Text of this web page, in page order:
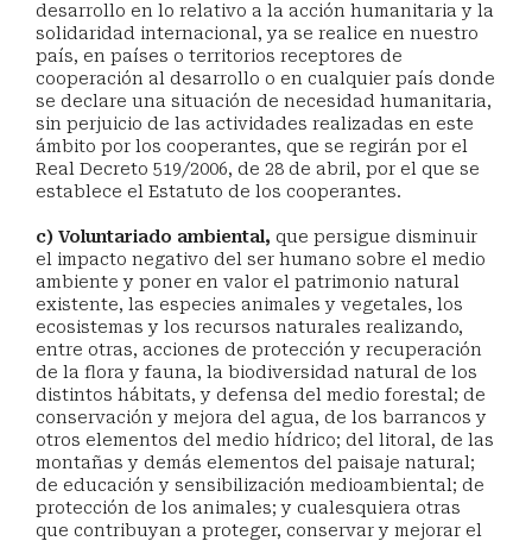
desarrollo en lo relativo a la acción humanitaria y la
solidaridad internacional, ya se realice en nuestro
país, en países o territorios receptores de
cooperación al desarrollo o en cualquier país donde
se declare una situación de necesidad humanitaria,
sin perjuicio de las actividades realizadas en este
ámbito por los cooperantes, que se regirán por el
Real Decreto 519/2006, de 28 de abril, por el que se
establece el Estatuto de los cooperantes.
c) Voluntariado ambiental, que persigue disminuir
el impacto negativo del ser humano sobre el medio
ambiente y poner en valor el patrimonio natural
existente, las especies animales y vegetales, los
ecosistemas y los recursos naturales realizando,
entre otras, acciones de protección y recuperación
de la flora y fauna, la biodiversidad natural de los
distintos hábitats, y defensa del medio forestal; de
conservación y mejora del agua, de los barrancos y
otros elementos del medio hídrico; del litoral, de las
montañas y demás elementos del paisaje natural;
de educación y sensibilización medioambiental; de
protección de los animales; y cualesquiera otras
que contribuyan a proteger, conservar y mejorar el